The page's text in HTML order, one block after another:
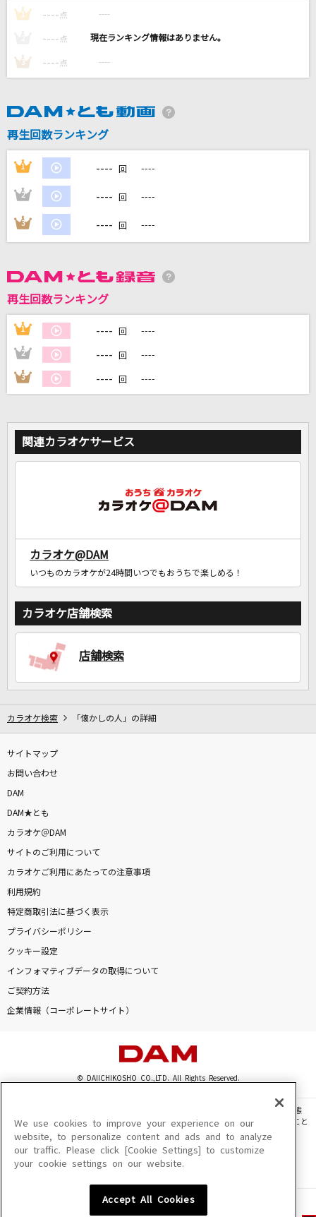
残酷な天使のテーゼ
ラグランジュ☆ポイント
小桃音まい
DAMの新曲・ランキングなど
カラオケ最新情報をチェック！
カラオケをもっと楽しもう！
家族や友達と一緒に！練習にも！
1 ---- 点 ----
---- 点 ----
3 ---- 点 ----
再生回数ランキング
1 ---- 回 ----
2 ---- 回 ----
3 ---- 回 ----
再生回数ランキング
1 ---- 回 ----
2 ---- 回 ----
3 ---- 回 ----
関連カラオケサービス
カラオケ@DAM
いつものカラオケが24時間いつでもおうちで楽しめる！
カラオケ店舗検索
店舗検索
カラオケ検索 「懐かしの人」の詳細
サイトマップ
お問い合わせ
DAM
DAM★とも
カラオケ＠DAM
サイトのご利用について
カラオケご利用にあたっての注意事項
利用規約
特定商取引法に基づく表示
プライバシーポリシー
クッキー設定
インフォマティブデータの取得について
ご契約方法
企業情報（コーポレートサイト）
© DAIICHIKOSHO CO.,LTD. All Rights Reserved.
このサイトに掲載されている一切の文章・画像・写真・動画・音声等を、手段や形態
を問わず、著作権法の定める範囲を超えて無断で複製、転載、ファイル化などすること
を禁じます。
楽曲及びコンテンツは、機種によりご利用いただけない場合があります。
楽曲及びコンテンツの配信日、配信内容が変更になる場合があります。
We use cookies to improve your experience on our
website, to personalize content and ads and to analyze
our traffic. Please click [Cookie Settings] to customize
your cookie settings on our website.
Accept All Cookies